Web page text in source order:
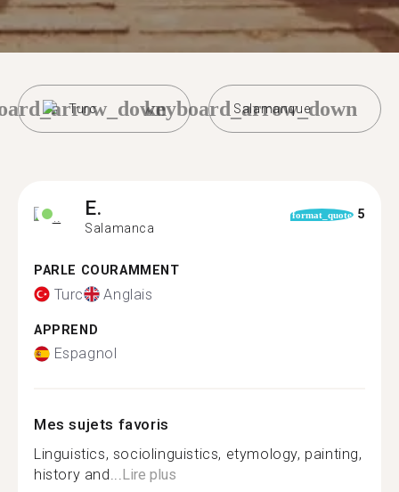
Turc Salamanque
keyboard_arrow_down
E.
Salamanca
format_quote 5
PARLE COURAMMENT
Turc Anglais
APPREND
Espagnol
Mes sujets favoris
Linguistics, sociolinguistics, etymology, painting,
history and...Lire plus